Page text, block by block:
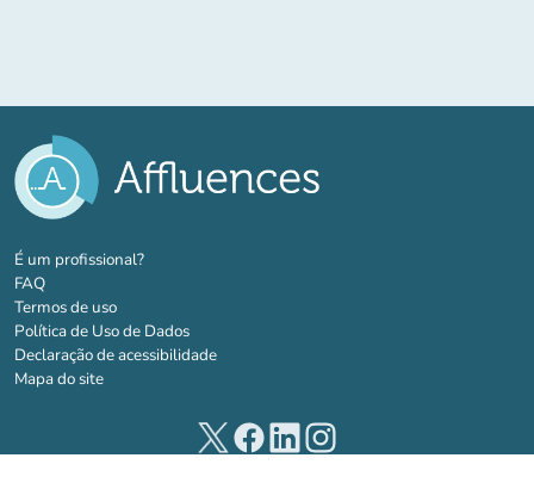
É um profissional?(novo separador)
FAQ
Termos de uso
Política de Uso de Dados
Declaração de acessibilidade
Mapa do site
(novo separador)
(novo separador)
(novo separador)